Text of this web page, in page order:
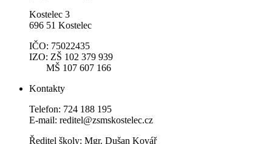
Kostelec 3
696 51 Kostelec
IČO: 75022435
IZO: ZŠ 102 379 939
MŠ 107 607 166
Kontakty
Telefon: 724 188 195
E-mail: reditel@zsmskostelec.cz
Ředitel školy: Mgr. Dušan Kovář